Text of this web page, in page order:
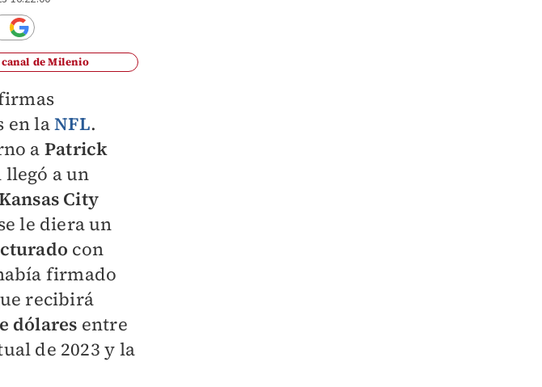
de Milenio
en laNFL.
a Patrick
a un
City
le diera un
con
firmado
recibirá
dólares entre
de 2023 y la